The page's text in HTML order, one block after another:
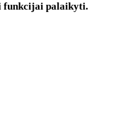
funkcijai palaikyti.